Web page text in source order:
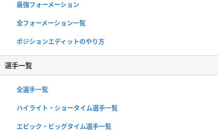
最強フォーメーション
全フォーメーション一覧
ポジションエディットのやり方
選手一覧
全選手一覧
ハイライト・ショータイム選手一覧
エピック・ビッグタイム選手一覧